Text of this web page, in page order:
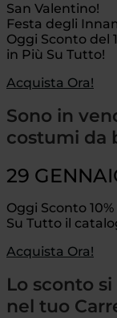
San Valentino!
Festa degli
Oggi Sconto del
in Più Su Tutto!
Acquista Ora!
Sono in
costumi da
29
Oggi Sconto
Su Tutto il
Acquista Ora!
Lo sconto
nel tuo